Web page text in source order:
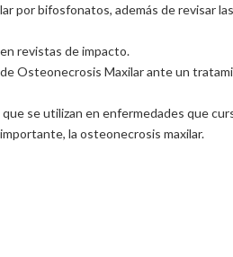
por bifosfonatos, además de revisar
revistas de impacto.
Osteonecrosis Maxilar ante un
se utilizan en enfermedades que
la osteonecrosis maxilar.